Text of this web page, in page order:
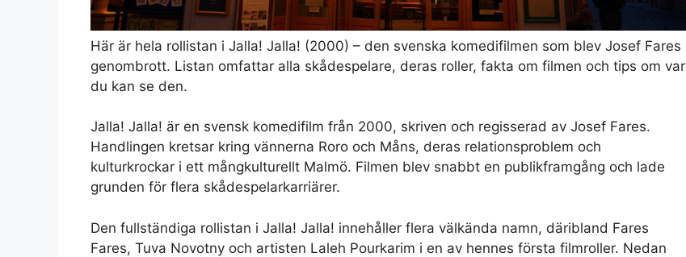
Här är hela rollistan i Jalla! Jalla! (2000) – den svenska komedifilmen som blev Josef Fares
genombrott. Listan omfattar alla skådespelare, deras roller, fakta om filmen och tips om var
du kan se den.
Jalla! Jalla! är en svensk komedifilm från 2000, skriven och regisserad av Josef Fares.
Handlingen kretsar kring vännerna Roro och Måns, deras relationsproblem och
kulturkrockar i ett mångkulturellt Malmö. Filmen blev snabbt en publikframgång och lade
grunden för flera skådespelarkarriärer.
Den fullständiga rollistan i Jalla! Jalla! innehåller flera välkända namn, däribland Fares
Fares, Tuva Novotny och artisten Laleh Pourkarim i en av hennes första filmroller. Nedan